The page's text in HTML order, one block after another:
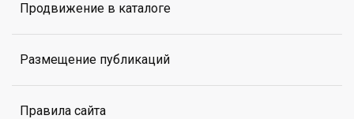
Продвижение в каталоге
Размещение публикаций
Правила сайта